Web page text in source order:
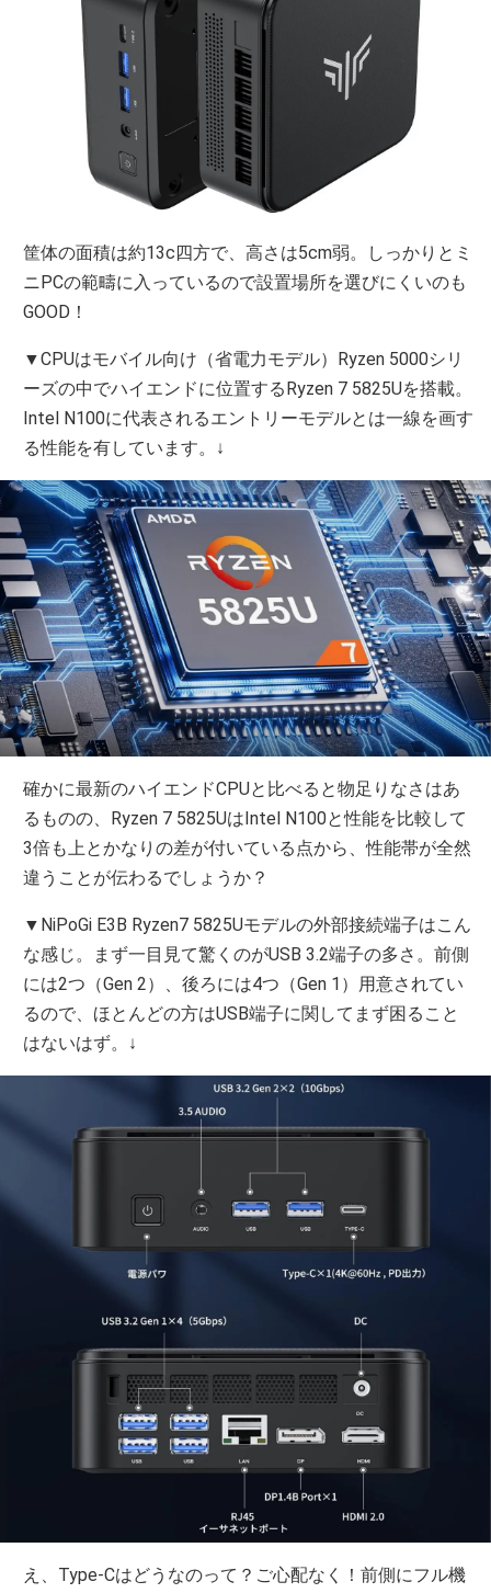
筐体の面積は約13c四方で、高さは5cm弱。しっかりとミ
ニPCの範疇に入っているので設置場所を選びにくいのも
GOOD！
▼CPUはモバイル向け（省電力モデル）Ryzen 5000シリ
ーズの中でハイエンドに位置するRyzen 7 5825Uを搭載。
Intel N100に代表されるエントリーモデルとは一線を画す
る性能を有しています。↓
確かに最新のハイエンドCPUと比べると物足りなさはあ
るものの、Ryzen 7 5825UはIntel N100と性能を比較して
3倍も上とかなりの差が付いている点から、性能帯が全然
違うことが伝わるでしょうか？
▼NiPoGi E3B Ryzen7 5825Uモデルの外部接続端子はこん
な感じ。まず一目見て驚くのがUSB 3.2端子の多さ。前側
には2つ（Gen 2）、後ろには4つ（Gen 1）用意されてい
るので、ほとんどの方はUSB端子に関してまず困ること
はないはず。↓
え、Type-Cはどうなのって？ご心配なく！前側にフル機